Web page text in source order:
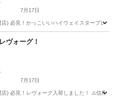
7月17日
店) 必見！かっこいいハイウェイスタープ
ランド 車両
ヴォーグ！
7月17日
店) 必見！レヴォーグ入荷しました！ ⚠️信